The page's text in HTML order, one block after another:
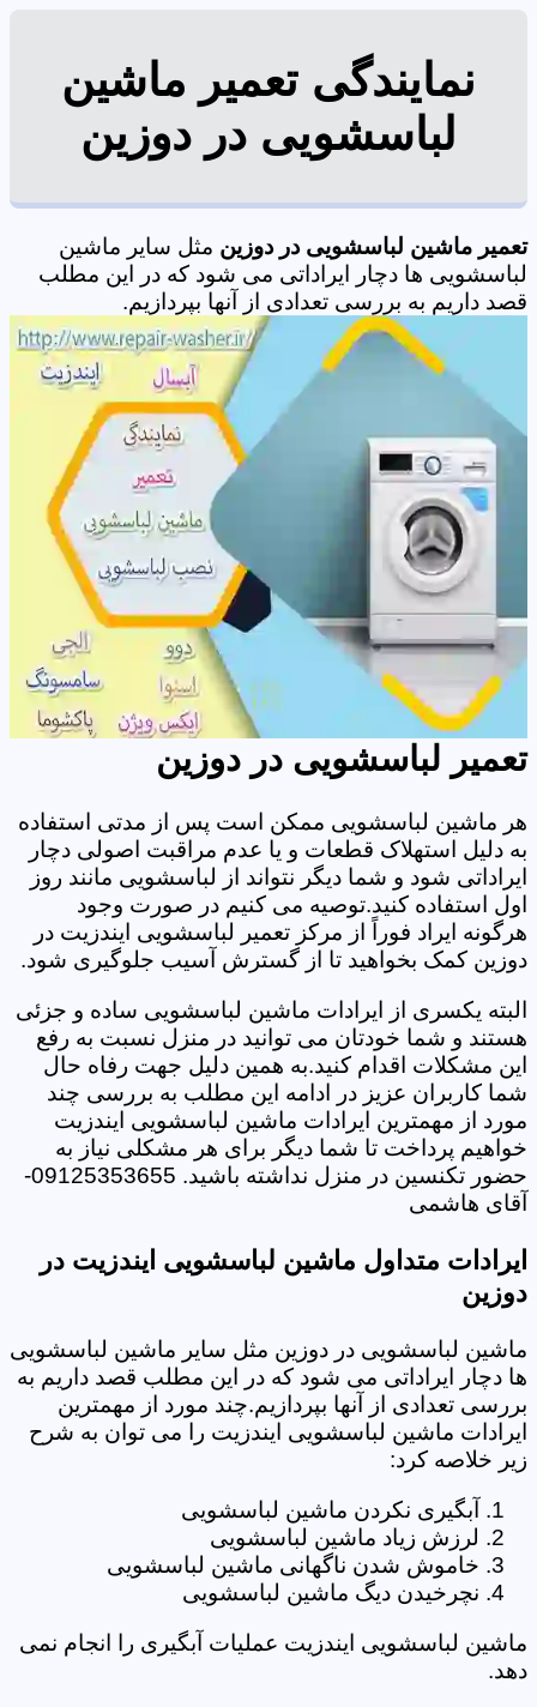
نمایندگی تعمیر ماشین
لباسشویی در دوزین
تعمیر ماشین لباسشویی در دوزین مثل سایر ماشین
لباسشویی ها دچار ایراداتی می شود که در این مطلب
قصد داریم به بررسی تعدادی از آنها بپردازیم.
تعمیر لباسشویی در دوزین
هر ماشین لباسشویی ممکن است پس از مدتی استفاده
به دلیل استهلاک قطعات و یا عدم مراقبت اصولی دچار
ایراداتی شود و شما دیگر نتواند از لباسشویی مانند روز
اول استفاده کنید.توصیه می کنیم در صورت وجود
هرگونه ایراد فوراً از مرکز تعمیر لباسشویی ایندزیت در
دوزین کمک بخواهید تا از گسترش آسیب جلوگیری شود.
البته یکسری از ایرادات ماشین لباسشویی ساده و جزئی
هستند و شما خودتان می توانید در منزل نسبت به رفع
این مشکلات اقدام کنید.به همین دلیل جهت رفاه حال
شما کاربران عزیز در ادامه این مطلب به بررسی چند
مورد از مهمترین ایرادات ماشین لباسشویی ایندزیت
خواهیم پرداخت تا شما دیگر برای هر مشکلی نیاز به
حضور تکنسین در منزل نداشته باشید. 09125353655-
آقای هاشمی
ایرادات متداول ماشین لباسشویی ایندزیت در
دوزین
ماشین لباسشویی در دوزین مثل سایر ماشین لباسشویی
ها دچار ایراداتی می شود که در این مطلب قصد داریم به
بررسی تعدادی از آنها بپردازیم.چند مورد از مهمترین
ایرادات ماشین لباسشویی ایندزیت را می توان به شرح
زیر خلاصه کرد:
آبگیری نکردن ماشین لباسشویی
لرزش زیاد ماشین لباسشویی
خاموش شدن ناگهانی ماشین لباسشویی
نچرخیدن دیگ ماشین لباسشویی
ماشین لباسشویی ایندزیت عملیات آبگیری را انجام نمی
دهد.